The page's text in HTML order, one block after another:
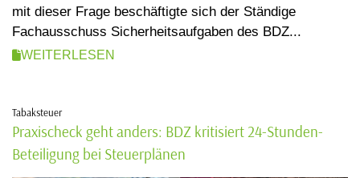
mit dieser Frage beschäftigte sich der Ständige
Fachausschuss Sicherheitsaufgaben des BDZ...
WEITERLESEN
Tabaksteuer
Praxischeck geht anders: BDZ kritisiert 24-Stunden-
Beteiligung bei Steuerplänen